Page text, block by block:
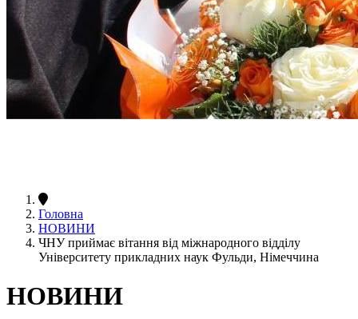
Головна
НОВИНИ
ЧНУ приймає вітання від міжнародного відділу
Університету прикладних наук Фульди, Німеччина
НОВИНИ